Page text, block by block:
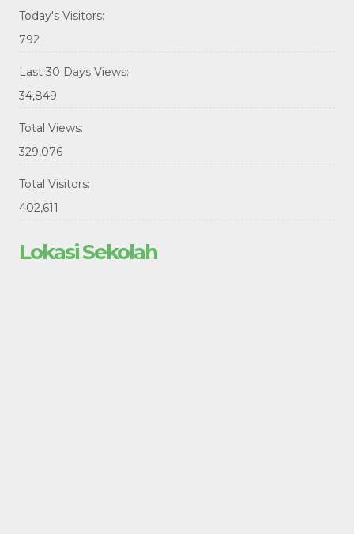
Today's Visitors:
792
Last 30 Days Views:
34,849
Total Views:
329,076
Total Visitors:
402,611
Lokasi Sekolah